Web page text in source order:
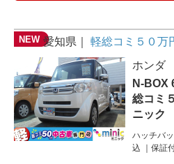
愛知県
軽総コミ５０万
ホンダ
N-BOX
総コミ
ニック
ハッチバ
込
保証